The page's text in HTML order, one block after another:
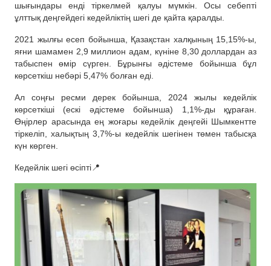
шығындары енді тіркелмей қалуы мүмкін. Осы себепті
ұлттық деңгейдегі кедейліктің шегі де қайта қаралды.
2021 жылғы есеп бойынша, Қазақстан халқының 15,15%-ы,
яғни шамамен 2,9 миллион адам, күніне 8,30 доллардан аз
табыспен өмір сүрген. Бұрынғы әдістеме бойынша бұл
көрсеткіш небәрі 5,47% болған еді.
Ал соңғы ресми дерек бойынша, 2024 жылы кедейлік
көрсеткіші (ескі әдістеме бойынша) 1,1%-ды құраған.
Өңірлер арасында ең жоғары кедейлік деңгейі Шымкентте
тіркеліп, халықтың 3,7%-ы кедейлік шегінен төмен табысқа
күн көрген.
Кедейлік шегі өсіпті📍